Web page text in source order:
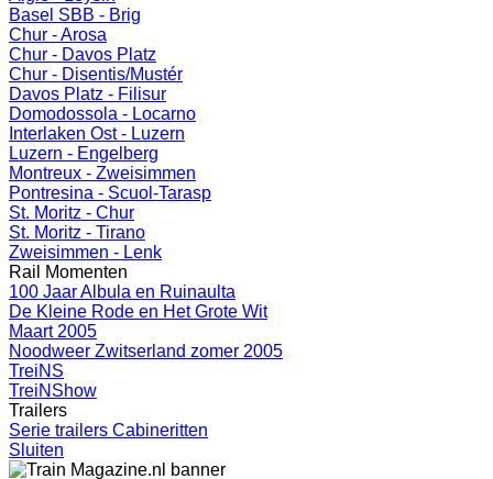
Basel SBB - Brig
Chur - Arosa
Chur - Davos Platz
Chur - Disentis/Mustér
Davos Platz - Filisur
Domodossola - Locarno
Interlaken Ost - Luzern
Luzern - Engelberg
Montreux - Zweisimmen
Pontresina - Scuol-Tarasp
St. Moritz - Chur
St. Moritz - Tirano
Zweisimmen - Lenk
Rail Momenten
100 Jaar Albula en Ruinaulta
De Kleine Rode en Het Grote Wit
Maart 2005
Noodweer Zwitserland zomer 2005
TreiNS
TreiNShow
Trailers
Serie trailers Cabineritten
Sluiten